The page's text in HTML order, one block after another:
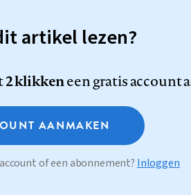
artikel lezen?
2 klikkeneen gratis account
AANMAKEN
of een abonnement? Inloggen